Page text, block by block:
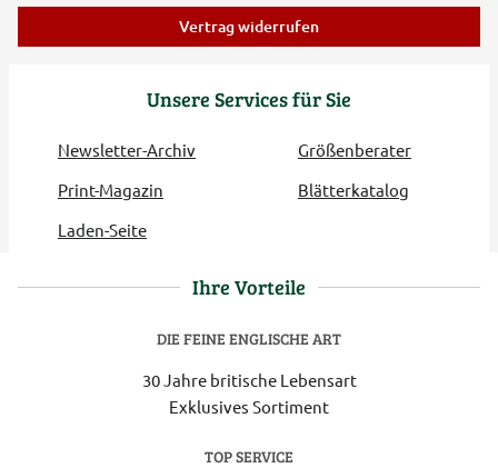
Unsere Services für Sie
Newsletter-Archiv
Größenberater
Print-Magazin
Blätterkatalog
Laden-Seite
Vertrag widerrufen
Ihre Vorteile
DIE FEINE ENGLISCHE ART
30 Jahre britische Lebensart
Exklusives Sortiment
TOP SERVICE